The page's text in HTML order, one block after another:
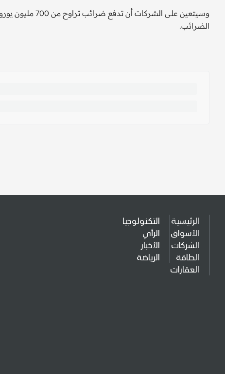
الضرائب.
الرئيسية
الأسواق
الشركات
الطاقة
العقارات
التكنولوجيا
الرأي
الأخبار
الرياضة